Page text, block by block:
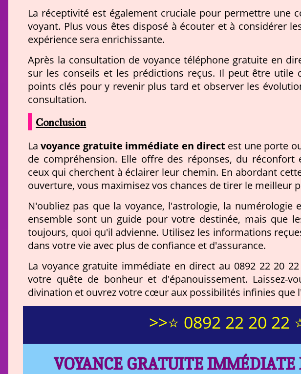
La réceptivité est également cruciale pour permettre une
voyant. Plus vous êtes disposé à écouter et à considérer
expérience sera enrichissante.
Après la consultation de voyance téléphone gratuite en
sur les conseils et les prédictions reçus. Il peut être utile
points clés pour y revenir plus tard et observer les
consultation.
Conclusion
Lavoyance gratuite immédiate en direct est une porte
de compréhension. Elle offre des réponses, du réconfort
ceux qui cherchent à éclairer leur chemin. En abordant
ouverture, vous maximisez vos chances de tirer le meilleur
N'oubliez pas que la voyance, l'astrologie, la
ensemble sont un guide pour votre destinée, mais que
toujours, quoi qu'il advienne. Utilisez les informations
dans votre vie avec plus de confiance et d'assurance.
La voyance gratuite immédiate en direct au 0892 22 20
votre quête de bonheur et d'épanouissement. Laissez-
divination et ouvrez votre cœur aux possibilités infinies que
>>⭐ 0892 22 20 22
VOYANCE GRATUITE